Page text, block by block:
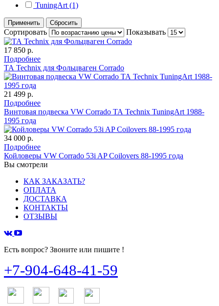
TuningArt (1)
Применить Сбросить
Сортировать Показывать
17 850 р.
Подробнее
ТА Technix для Фольцваген Corrado
21 499 р.
Подробнее
Винтовая подвеска VW Corrado ТА Technix TuningArt 1988-
1995 года
34 000 р.
Подробнее
Койловеры VW Corrado 53i AP Coilovers 88-1995 года
Вы смотрели
КАК ЗАКАЗАТЬ?
ОПЛАТА
ДОСТАВКА
КОНТАКТЫ
ОТЗЫВЫ
Есть вопрос? Звоните или пишите !
+7-904-648-41-59